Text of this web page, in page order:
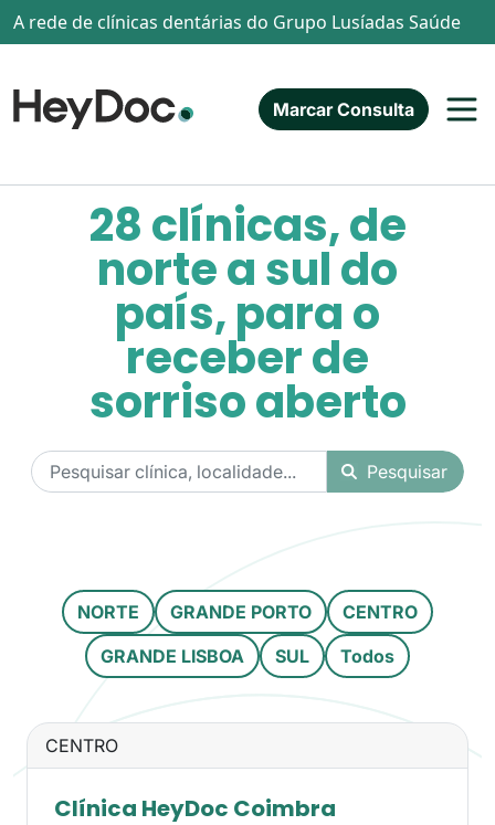
Passar para o conteúdo principal
A rede de clínicas dentárias do Grupo Lusíadas Saúde
Marcar Consulta
28 clínicas, de
norte a sul do
país, para o
receber de
sorriso aberto
NORTE GRANDE PORTO
CENTRO
GRANDE LISBOA
SUL Todos
CENTRO
Clínica HeyDoc Coimbra